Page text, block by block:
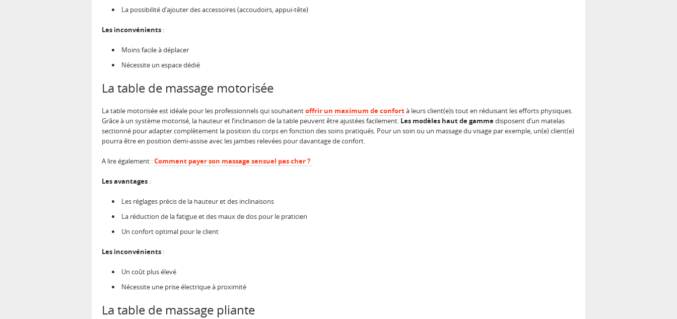
La possibilité d’ajouter des accessoires (accoudoirs, appui-tête)
Les inconvénients :
Moins facile à déplacer
Nécessite un espace dédié
La table de massage motorisée
La table motorisée est idéale pour les professionnels qui souhaitentoffrir un maximum de confortà leurs client(e)s tout en réduisant les efforts physiques.
Grâce à un système motorisé, la hauteur et l’inclinaison de la table peuvent être ajustées facilement. Les modèles haut de gammedisposent d’un matelas
sectionné pour adapter complètement la position du corps en fonction des soins pratiqués. Pour un soin ou un massage du visage par exemple, un(e) client(e)
pourra être en position demi-assise avec les jambes relevées pour davantage de confort.
A lire également :Comment payer son massage sensuel pas cher ?
Les avantages :
Les réglages précis de la hauteur et des inclinaisons
La réduction de la fatigue et des maux de dos pour le praticien
Un confort optimal pour le client
Les inconvénients :
Un coût plus élevé
Nécessite une prise électrique à proximité
La table de massage pliante